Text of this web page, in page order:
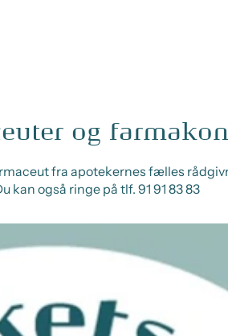
og
fra apotekernes fælles
kan også ringe på tlf. 91 91 83 83